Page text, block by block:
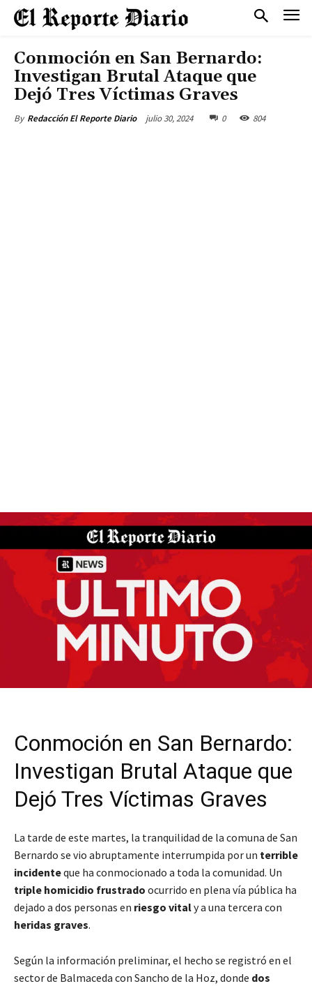
Conmoción en San Bernardo:
Investigan Brutal Ataque que
Dejó Tres Víctimas Graves
By Redacción El Reporte Diario julio 30, 2024 0 804
Conmoción en San Bernardo:
Investigan Brutal Ataque que
Dejó Tres Víctimas Graves
La tarde de este martes, la tranquilidad de la comuna de San
Bernardo se vio abruptamente interrumpida por un terrible
incidenteque ha conmocionado a toda la comunidad. Un
triple homicidio frustrado ocurrido en plena vía pública ha
dejado a dos personas en riesgo vitaly a una tercera con
heridas graves.
Según la información preliminar, el hecho se registró en el
sector de Balmaceda con Sancho de la Hoz, donde dos